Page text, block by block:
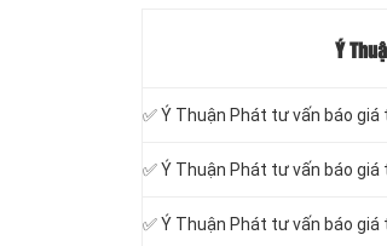
Ý
✅ Ý Thuận Phát tư vấn báo
✅ Ý Thuận Phát tư vấn báo
✅ Ý Thuận Phát tư vấn báo